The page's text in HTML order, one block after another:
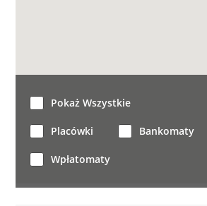
Pokaż Wszystkie
Placówki Bankomaty
Wpłatomaty